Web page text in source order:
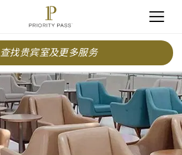
查找贵宾室及更多服务